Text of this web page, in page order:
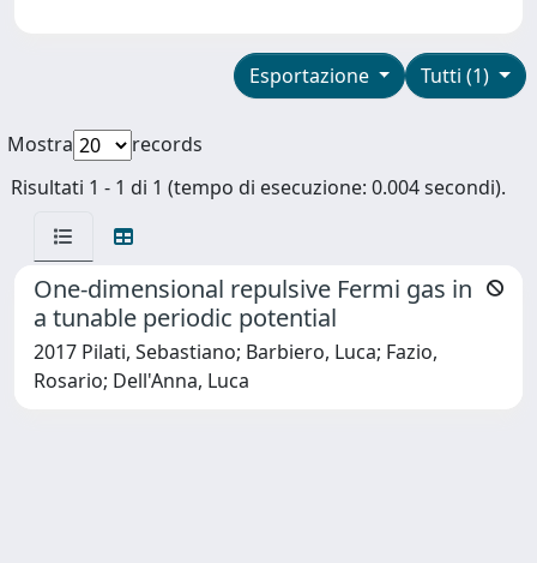
Tutti (1)
Esportazione
Mostra
records
Risultati 1 - 1 di 1 (tempo di esecuzione: 0.004 secondi).
One-dimensional repulsive Fermi gas in
a tunable periodic potential
2017 Pilati, Sebastiano; Barbiero, Luca; Fazio,
Rosario; Dell'Anna, Luca